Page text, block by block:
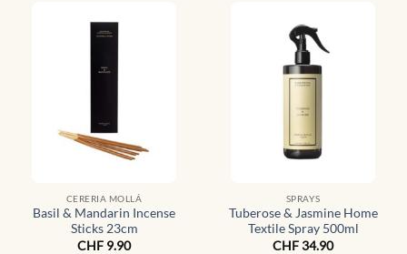
CERERIA MOLLÁ
Basil & Mandarin Incense
Sticks 23cm
CHF 9.90
SPRAYS
Tuberose & Jasmine Home
Textile Spray 500ml
CHF34.90